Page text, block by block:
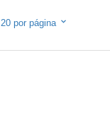
20por página